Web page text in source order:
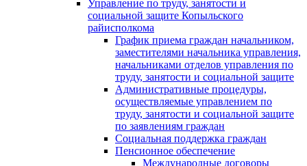
Управление по труду, занятости и
социальной защите Копыльского
райисполкома
График приема граждан начальником,
заместителями начальника управления,
начальниками отделов управления по
труду, занятости и социальной защите
Административные процедуры,
осуществляемые управлением по
труду, занятости и социальной защите
по заявлениям граждан
Социальная поддержка граждан
Пенсионное обеспечение
Международные договоры